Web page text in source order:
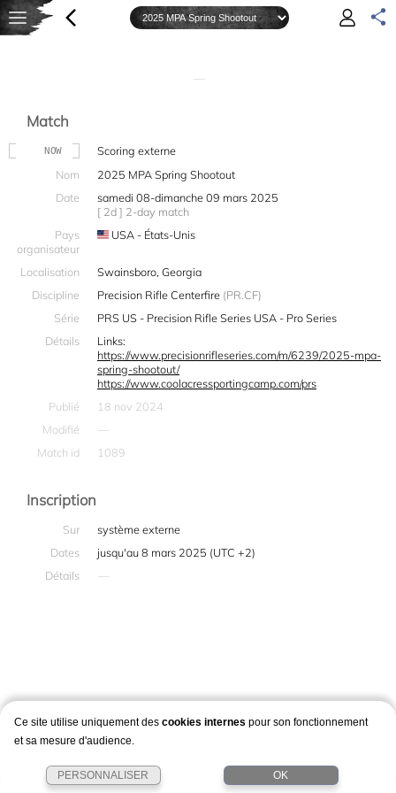
—
Match
NOW
Scoring externe
Nom
2025 MPA Spring Shootout
Date
samedi 08-dimanche 09 mars 2025
[ 2d ] 2-day match
Pays
organisateur
USA - États-Unis
Localisation
Swainsboro, Georgia
Discipline
Precision Rifle Centerfire (PR.CF)
Série
PRS US - Precision Rifle Series USA - Pro Series
Détails
Links:
https://www.precisionrifleseries.com/m/6239/2025-mpa-
spring-shootout/
https://www.coolacressportingcamp.com/prs
Publié
18 nov 2024
Modifié
—
Match id
1089
Inscription
Sur
système externe
Dates
jusqu'au 8 mars 2025 (UTC +2)
Détails
—
Ce site utilise uniquement des cookies internes pour son fonctionnement
et sa mesure d'audience.
PERSONNALISER OK